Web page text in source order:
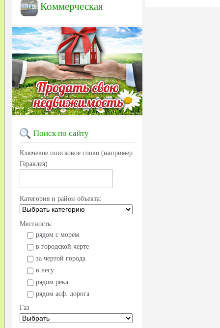
Коммерческая
Поиск по сайту
Ключевое поисковое слово (например:
Гераклея)
Категория и район объекта:
Местность:
рядом с морем
в городской черте
за чертой города
в лесу
рядом река
рядом асф. дорога
Газ